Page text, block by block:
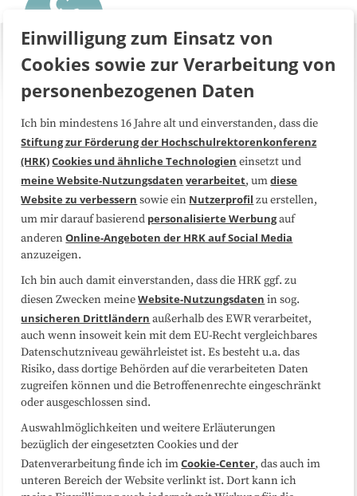
Über uns FAQ
Medienarbeit Kooperationen
Datenschutzerklärung Impressum
Sitemap
Folgen Sie uns
Einwilligung zum Einsatz von
Cookies sowie zur Verarbeitung von
personenbezogenen Daten
Ich bin mindestens 16 Jahre alt und einverstanden, dass die
Stiftung zur Förderung der Hochschulrektorenkonferenz
(HRK)Cookies und ähnliche Technologien einsetzt und
meine Website-Nutzungsdaten verarbeitet, umdiese
Website zu verbessern sowie ein Nutzerprofil zu erstellen,
um mir darauf basierend personalisierte Werbungauf
anderenOnline-Angeboten der HRK auf Social Media
anzuzeigen.
Ich bin auch damit einverstanden, dass die HRK ggf. zu
diesen Zwecken meineWebsite-Nutzungsdaten in sog.
unsicheren Drittländern außerhalb des EWR verarbeitet,
auch wenn insoweit kein mit dem EU-Recht vergleichbares
Datenschutzniveau gewährleistet ist. Es besteht u.a. das
Risiko, dass dortige Behörden auf die verarbeiteten Daten
zugreifen können und die Betroffenenrechte eingeschränkt
oder ausgeschlossen sind.
Auswahlmöglichkeiten und weitere Erläuterungen
bezüglich der eingesetzten Cookies und der
Datenverarbeitung finde ich imCookie-Center, das auch im
unteren Bereich der Website verlinkt ist. Dort kann ich